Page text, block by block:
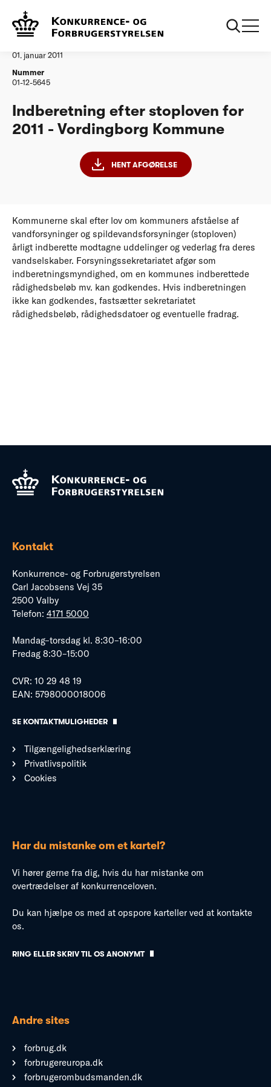
Vandtilsyn
01. januar 2011
Nummer
01-12-5645
Indberetning efter stoploven for
2011 - Vordingborg Kommune
HENT AFGØRELSE
Kommunerne skal efter lov om kommuners afståelse af
vandforsyninger og spildevandsforsyninger (stoploven)
årligt indberette modtagne uddelinger og vederlag fra deres
vandselskaber. Forsyningssekretariatet afgør som
indberetningsmyndighed, om en kommunes indberettede
rådighedsbeløb mv. kan godkendes. Hvis indberetningen
ikke kan godkendes, fastsætter sekretariatet
rådighedsbeløb, rådighedsdatoer og eventuelle fradrag.
Kontakt
Konkurrence- og Forbrugerstyrelsen
Carl Jacobsens Vej 35
2500 Valby
Telefon: 4171 5000
Mandag–torsdag kl. 8:30–16:00
Fredag 8:30–15:00
CVR: 10 29 48 19
EAN: 5798000018006
SE KONTAKTMULIGHEDER
Tilgængelighedserklæring
Privatlivspolitik
Cookies
Har du mistanke om et kartel?
Vi hører gerne fra dig, hvis du har mistanke om
overtrædelser af konkurrenceloven.
Du kan hjælpe os med at opspore karteller ved at kontakte
os.
RING ELLER SKRIV TIL OS ANONYMT
Andre sites
forbrug.dk
forbrugereuropa.dk
forbrugerombudsmanden.dk